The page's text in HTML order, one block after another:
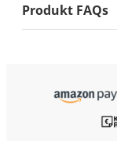
Produkt FAQs